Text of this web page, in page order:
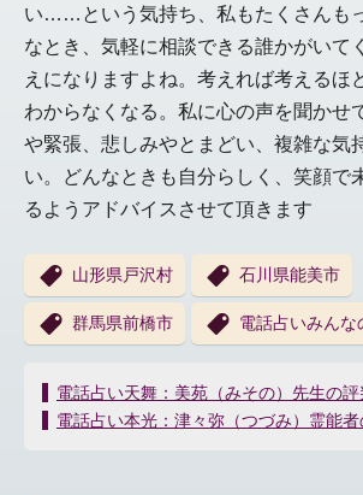
い……という気持ち、私もたくさんも
なとき、気軽に相談できる誰かがいて
えになりますよね。考えれば考えるほ
わからなくなる。私に心の声を聞かせ
や緊張、悲しみやとまどい、複雑な気
い。どんなときも自分らしく、笑顔で
るようアドバイスさせて頂きます
山形県戸沢村 石川県能美市
群馬県前橋市 電話占いみんな
投
稿
電話占い天舞：美苑（みその）先生の評
電話占い本光：津々弥（つづみ）霊能者